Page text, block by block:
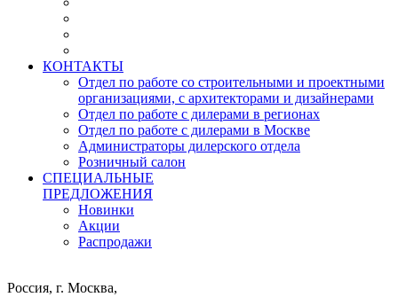
КОНТАКТЫ
Отдел по работе со строительными и проектными
организациями, с архитекторами и дизайнерами
Отдел по работе с дилерами в регионах
Отдел по работе с дилерами в Москве
Администраторы дилерского отдела
Розничный салон
СПЕЦИАЛЬНЫЕ
ПРЕДЛОЖЕНИЯ
Новинки
Акции
Распродажи
Россия, г. Москва,